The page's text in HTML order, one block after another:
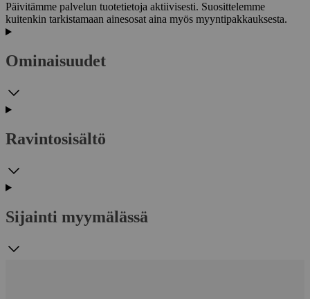
Päivitämme palvelun tuotetietoja aktiivisesti. Suosittelemme
kuitenkin tarkistamaan ainesosat aina myös myyntipakkauksesta.
Ominaisuudet
Ravintosisältö
Sijainti myymälässä